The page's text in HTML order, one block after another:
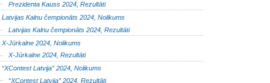
Prezidenta Kauss 2024, Rezultāti
Latvijas Kalnu čempionāts 2024, Nolikums
Latvijas Kalnu čempionāts 2024, Rezultāti
X-Jūrkalne 2024, Nolikums
X-Jūrkalne 2024, Rezultāti
“XContest Latvija” 2024, Nolikums
“XContest Latvija” 2024, Rezultāti